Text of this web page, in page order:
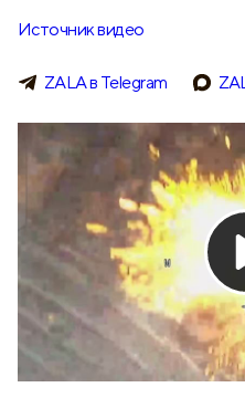
Источник видео
ZALA в Telegram